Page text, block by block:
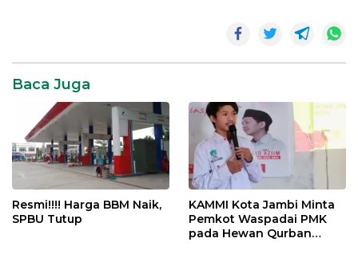
Baca Juga
Resmi!!!! Harga BBM Naik,
SPBU Tutup
KAMMI Kota Jambi Minta
Pemkot Waspadai PMK
pada Hewan Qurban